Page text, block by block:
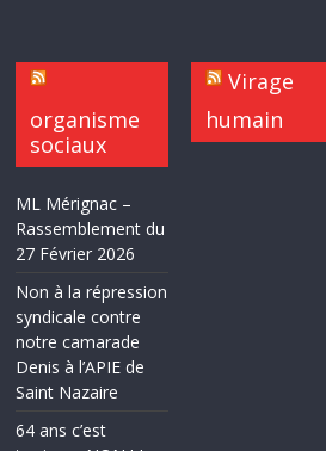
organisme
sociaux
ML Mérignac –
Rassemblement du
27 Février 2026
Non à la répression
syndicale contre
notre camarade
Denis à l’APIE de
Saint Nazaire
64 ans c’est
Virage
humain